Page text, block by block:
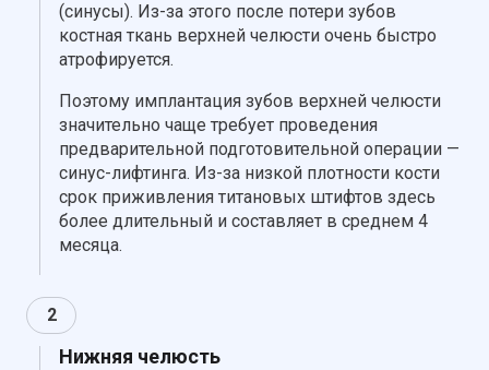
(синусы). Из-за этого после потери зубов
костная ткань верхней челюсти очень быстро
атрофируется.
Поэтому имплантация зубов верхней челюсти
значительно чаще требует проведения
предварительной подготовительной операции —
синус-лифтинга. Из-за низкой плотности кости
срок приживления титановых штифтов здесь
более длительный и составляет в среднем 4
месяца.
2
Нижняя челюсть